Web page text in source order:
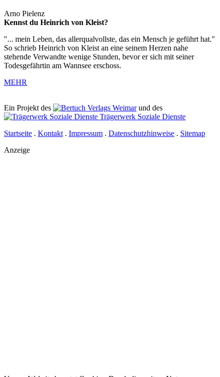
Arno Pielenz
Kennst du Heinrich von Kleist?
"... mein Leben, das allerqualvollste, das ein Mensch je geführt hat."
So schrieb Heinrich von Kleist an eine seinem Herzen nahe
stehende Verwandte wenige Stunden, bevor er sich mit seiner
Todesgefährtin am Wannsee erschoss.
MEHR
Ein Projekt des Verlags Weimarund des
Trägerwerk Soziale Dienste
Startseite . Kontakt . Impressum . Datenschutzhinweise . Sitemap
Anzeige